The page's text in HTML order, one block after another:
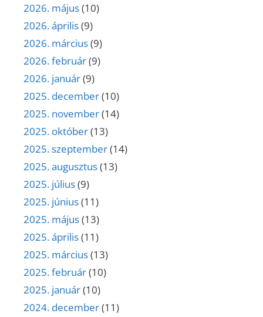
2026. május(10)
2026. április(9)
2026. március(9)
2026. február(9)
2026. január(9)
2025. december(10)
2025. november(14)
2025. október(13)
2025. szeptember(14)
2025. augusztus(13)
2025. július(9)
2025. június(11)
2025. május(13)
2025. április(11)
2025. március(13)
2025. február(10)
2025. január(10)
2024. december(11)